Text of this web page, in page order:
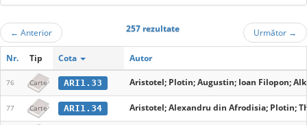
← Anterior 257 rezultate Următor →
Nr. Tip Cota Autor
76 Carte ARI1.33 Aristotel; Plotin; Augustin; Ioan Filopon;
77 Carte ARI1.34 Aristotel; Alexandru din Afrodisia; Plotin;